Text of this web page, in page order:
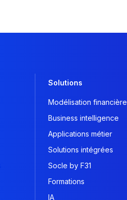
Solutions
Modélisation financière
Business intelligence
Applications métier
Solutions intégrées
Socle by F31
Formations
IA